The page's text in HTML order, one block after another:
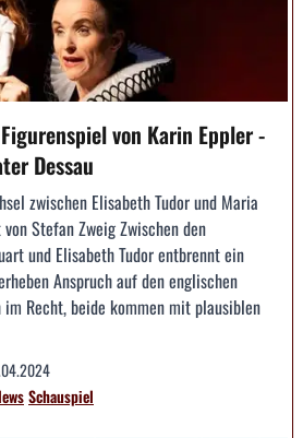
von Karin Eppler -
Dessau
zwischen Elisabeth Tudor und Maria
Stefan Zweig Zwischen den
und Elisabeth Tudor entbrennt ein
Anspruch auf den englischen
Recht, beide kommen mit plausiblen
Schauspiel